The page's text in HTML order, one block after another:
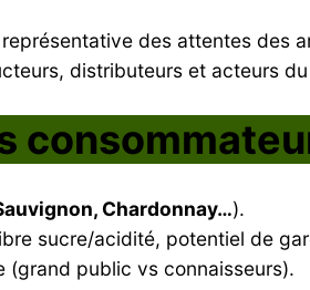
des attentes des
distributeurs et acteurs
Chardonnay…).
sucre/acidité, potentiel de
(grand public vs connaisseurs).